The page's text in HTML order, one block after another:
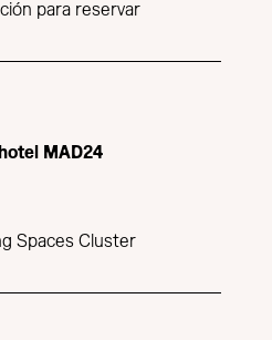
para reservar
MAD24
Spaces Cluster